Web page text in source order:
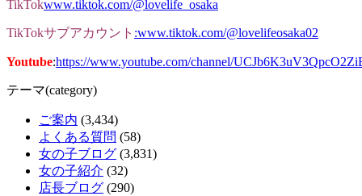
TikTokwww.tiktok.com/@lovelife_osaka
TikTokサブアカウント :www.tiktok.com/@lovelifeosaka02
Youtube:https://www.youtube.com/channel/
テーマ(category)
ご案内 (3,434)
よくある質問 (58)
女の子ブログ (3,831)
女の子紹介 (32)
店長ブログ (290)